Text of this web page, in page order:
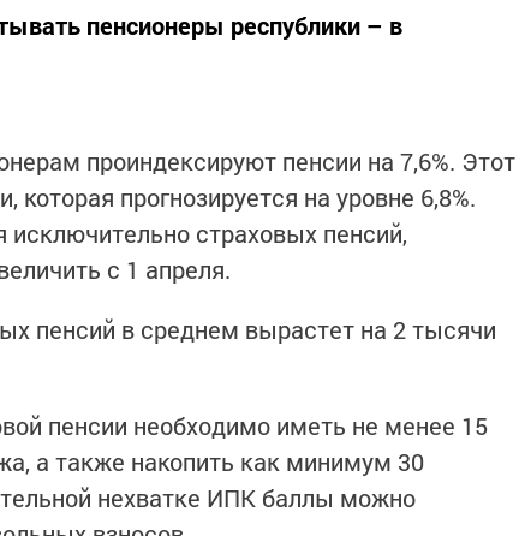
пенсионеры республики – в
проиндексируют пенсии на 7,6%. Этот
прогнозируется на уровне 6,8%.
исключительно страховых пенсий,
с 1 апреля.
пенсий в среднем вырастет на 2 тысячи
пенсии необходимо иметь не менее 15
а также накопить как минимум 30
нехватке ИПК баллы можно